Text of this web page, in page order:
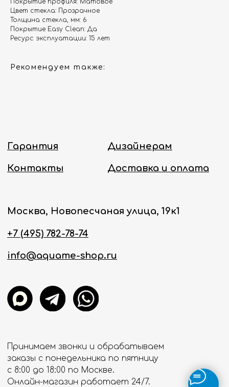
Покрытие профиля: Матовое
Цвет стекла: Прозрачное
Толщина стекла, мм: 6
Покрытие Easy Clean: Да
Ресурс эксплуатации: 15 лет
Рекомендуем также:
+7 (495) 782-78-74
info@aquame-shop.ru
Политика конфиденциальности